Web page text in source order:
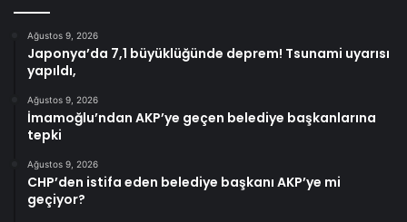
Ağustos 9, 2026
Japonya’da 7,1 büyüklüğünde deprem! Tsunami uyarısı
yapıldı,
Ağustos 9, 2026
İmamoğlu’ndan AKP’ye geçen belediye başkanlarına
tepki
Ağustos 9, 2026
CHP’den istifa eden belediye başkanı AKP’ye mi
geçiyor?